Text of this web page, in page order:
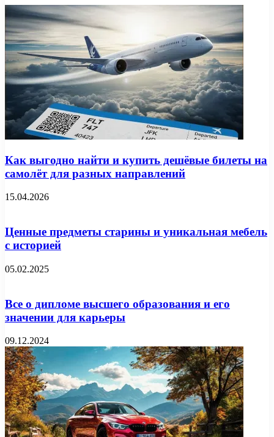
Как выгодно найти и купить дешёвые билеты на
самолёт для разных направлений
15.04.2026
Ценные предметы старины и уникальная мебель
с историей
05.02.2025
Все о дипломе высшего образования и его
значении для карьеры
09.12.2024